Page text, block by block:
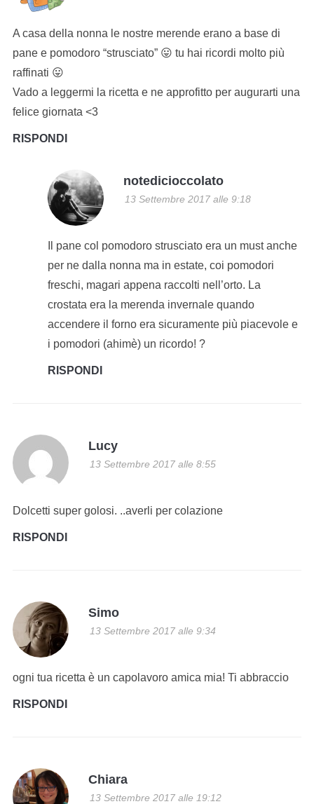
A casa della nonna le nostre merende erano a base di
pane e pomodoro “strusciato” 😛 tu hai ricordi molto più
raffinati 😛
Vado a leggermi la ricetta e ne approfitto per augurarti una
felice giornata <3
RISPONDI
notedicioccolato
13 Settembre 2017 alle 9:18
Il pane col pomodoro strusciato era un must anche
per ne dalla nonna ma in estate, coi pomodori
freschi, magari appena raccolti nell’orto. La
crostata era la merenda invernale quando
accendere il forno era sicuramente più piacevole e
i pomodori (ahimè) un ricordo! ?
RISPONDI
Lucy
13 Settembre 2017 alle 8:55
Dolcetti super golosi. ..averli per colazione
RISPONDI
Simo
13 Settembre 2017 alle 9:34
ogni tua ricetta è un capolavoro amica mia! Ti abbraccio
RISPONDI
Chiara
13 Settembre 2017 alle 19:12